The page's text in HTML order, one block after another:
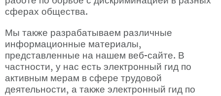
сферах общества.
Мы также разрабатываем различные
информационные материалы,
представленные на нашем веб-сайте. В
частности, у нас есть электронный гид по
активным мерам в сфере трудовой
деятельности, а также электронный гид по